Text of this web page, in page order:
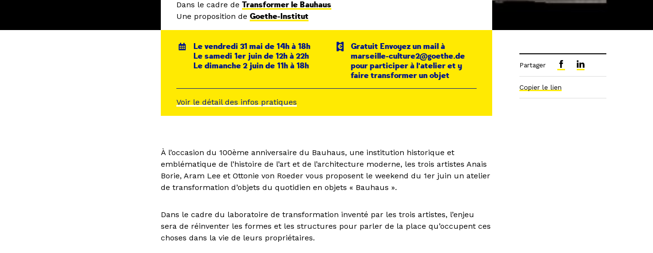
Dans le cadre deTransformer le Bauhaus
Une proposition deGoethe-Institut
Le vendredi 31 mai de 14h à 18h
Le samedi 1er juin de 12h à 22h
Le dimanche 2 juin de 11h à 18h
Gratuit Envoyez un mail à
marseille-culture2@goethe.de
pour participer à l'atelier et y
faire transformer un objet
Voir le détail des infos pratiques
À l’occasion du 100ème anniversaire du Bauhaus, une institution historique et
emblématique de l’histoire de l’art et de l’architecture moderne, les trois artistes Anais
Borie, Aram Lee et Ottonie von Roeder vous proposent le weekend du 1er juin un atelier
de transformation d’objets du quotidien en objets « Bauhaus ».
Dans le cadre du laboratoire de transformation inventé par les trois artistes, l’enjeu
sera de réinventer les formes et les structures pour parler de la place qu’occupent ces
choses dans la vie de leurs propriétaires.
Partager
Copier le lien